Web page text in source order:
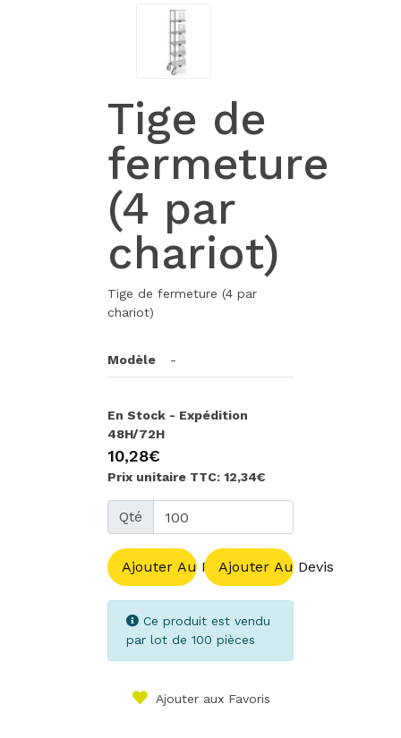
Tige de
fermeture
(4 par
chariot)
Tige de fermeture (4 par
chariot)
Modèle -
En Stock - Expédition
48H/72H
10,28€
Prix unitaire TTC: 12,34€
Qté
Ajouter Au PanierAjouter Au Devis
Ce produit est vendu
par lot de 100 pièces
Ajouter aux Favoris